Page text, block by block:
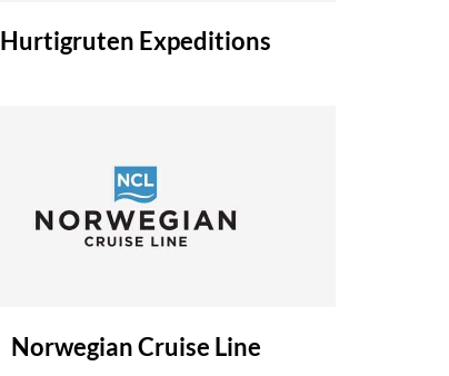
Hurtigruten Expeditions
Norwegian Cruise Line